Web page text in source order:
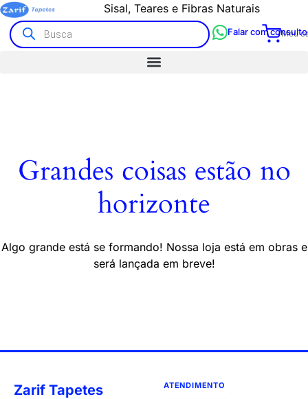
Sisal, Teares e Fibras Naturais
Meu
Falar com
Grandes coisas estão no
horizonte
Algo grande está se formando! Nossa loja está em obras e
será lançada em breve!
Zarif Tapetes ATENDIMENTO